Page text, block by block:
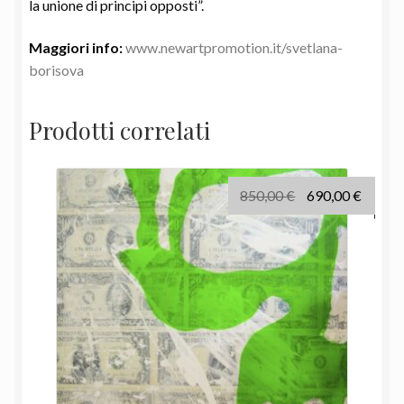
la unione di principi opposti”.
Maggiori info:www.newartpromotion.it/svetlana-
borisova
Prodotti correlati
850,00€
prezzo
originale
era:
850,00 €.
690,00€